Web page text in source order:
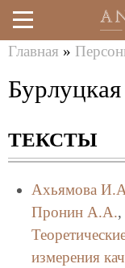
к
здесь
Главная »
ТЕКСТЫ
Ахьямова
Пронин А.А.,
измерения